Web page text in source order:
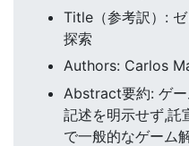
Title（参考訳）:
探索
Authors: Carlos
Abstract要約: ゲ
記述を明示せず,託
で一般的なゲーム